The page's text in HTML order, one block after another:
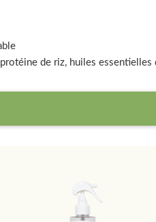
de riz, huiles essentielles